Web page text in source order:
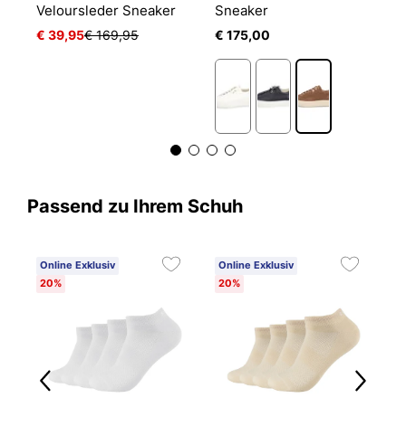
Veloursleder Sneaker
€ 39,95€ 169,95
Sneaker
€ 175,00
Passend zu Ihrem Schuh
Online Exklusiv
20%
Online Exklusiv
20%